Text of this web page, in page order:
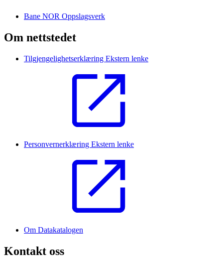
Bane NOR Oppslagsverk
Om nettstedet
Tilgjengelighetserklæring Ekstern lenke
Personvernerklæring Ekstern lenke
Om Datakatalogen
Kontakt oss